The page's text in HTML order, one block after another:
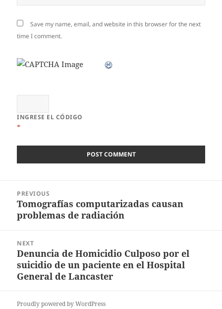
Save my name, email, and website in this browser for the next
time I comment.
INGRESE EL CÓDIGO
*
navigation
PREVIOUS
Previous
post:
Tomografías computarizadas causan
problemas de radiación
NEXT
Next
post:
Denuncia de Homicidio Culposo por el
suicidio de un paciente en el Hospital
General de Lancaster
Proudly powered by WordPress